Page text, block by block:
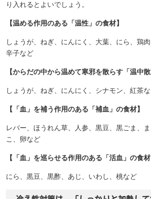
り入れるとよいでしょう。
【温める作用のある「温性」の食材】
しょうが、ねぎ、にんにく、大葉、にら、鶏
辛子など
【からだの中から温めて寒邪を散らす「温中散
しょうが、ねぎ、にんにく、シナモン、紅茶
【「血」を補う作用のある「補血」の食材】
レバー、ほうれん草、人参、黒豆、黒ごま、
こ、卵など
【「血」を巡らせる作用のある「活血」の食材
にら、黒豆、黒酢、あじ、いわし、桃など